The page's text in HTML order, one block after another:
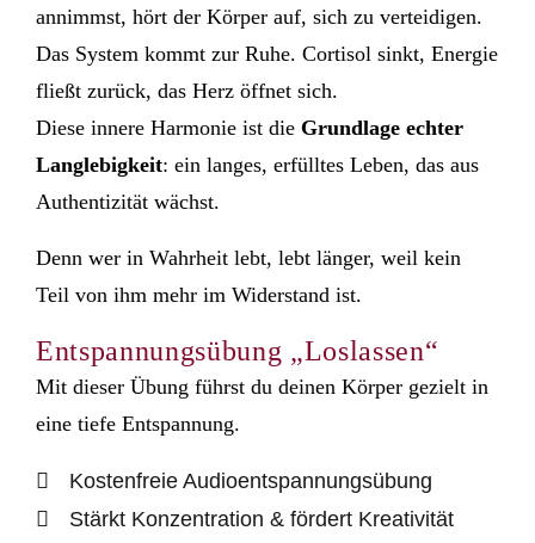
annimmst, hört der Körper auf, sich zu verteidigen.
Das System kommt zur Ruhe. Cortisol sinkt, Energie
fließt zurück, das Herz öffnet sich.
Diese innere Harmonie ist die Grundlage echter
Langlebigkeit: ein langes, erfülltes Leben, das aus
Authentizität wächst.
Denn wer in Wahrheit lebt, lebt länger, weil kein
Teil von ihm mehr im Widerstand ist.
Entspannungsübung „Loslassen“
Mit dieser Übung führst du deinen Körper gezielt in
eine tiefe Entspannung.
Kostenfreie Audioentspannungsübung
Stärkt Konzentration & fördert Kreativität